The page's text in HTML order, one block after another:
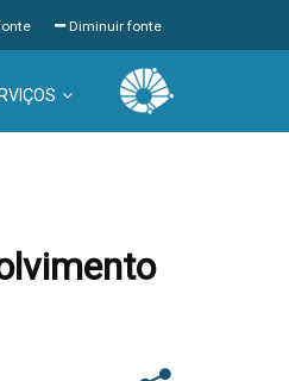
Diminuir fonte